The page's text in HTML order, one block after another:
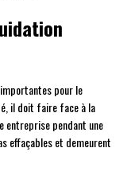
pour le
il doit faire face à la
entreprise pendant une
effaçables et demeurent